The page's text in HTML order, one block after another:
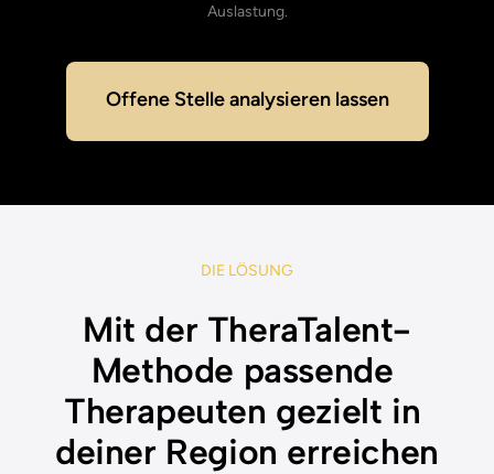
Auslastung.
Offene Stelle analysieren lassen
DIE LÖSUNG
Mit der TheraTalent-
Methode passende
Therapeuten gezielt in
deiner Region erreichen